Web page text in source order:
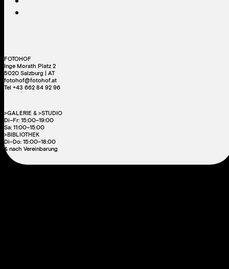
FOTOHOF
Inge Morath Platz 2
5020 Salzburg | AT
fotohof@fotohof.at
Tel +43 662 84 92 96
>GALERIE & >STUDIO
Di–Fr: 15:00–19:00
Sa: 11:00–15:00
>BIBLIOTHEK
Di–Do: 15:00–18:00
& nach Vereinbarung